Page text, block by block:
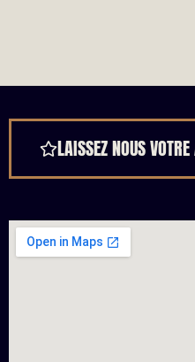
LAISSEZ NOUS